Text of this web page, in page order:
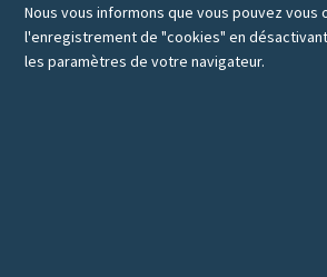
Nous vous informons que vous pouvez vous
l'enregistrement de "cookies" en
les paramètres de votre navigateur.